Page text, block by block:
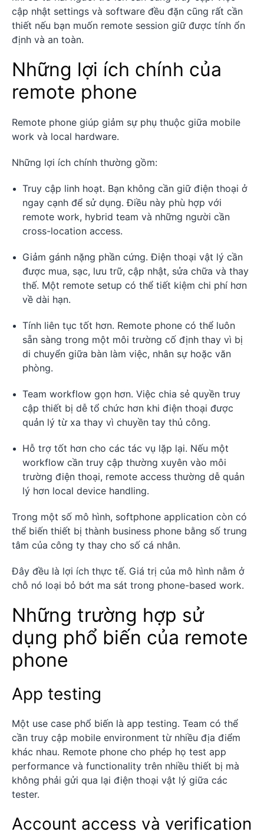
cập nhật settings và software đều đặn cũng rất cần
thiết nếu bạn muốn remote session giữ được tính ổn
định và an toàn.
Những lợi ích chính của
remote phone
Remote phone giúp giảm sự phụ thuộc giữa mobile
work và local hardware.
Những lợi ích chính thường gồm:
Truy cập linh hoạt. Bạn không cần giữ điện thoại ở
ngay cạnh để sử dụng. Điều này phù hợp với
remote work, hybrid team và những người cần
cross-location access.
Giảm gánh nặng phần cứng. Điện thoại vật lý cần
được mua, sạc, lưu trữ, cập nhật, sửa chữa và thay
thế. Một remote setup có thể tiết kiệm chi phí hơn
về dài hạn.
Tính liên tục tốt hơn. Remote phone có thể luôn
sẵn sàng trong một môi trường cố định thay vì bị
di chuyển giữa bàn làm việc, nhân sự hoặc văn
phòng.
Team workflow gọn hơn. Việc chia sẻ quyền truy
cập thiết bị dễ tổ chức hơn khi điện thoại được
quản lý từ xa thay vì chuyền tay thủ công.
Hỗ trợ tốt hơn cho các tác vụ lặp lại. Nếu một
workflow cần truy cập thường xuyên vào môi
trường điện thoại, remote access thường dễ quản
lý hơn local device handling.
Trong một số mô hình, softphone application còn có
thể biến thiết bị thành business phone bằng số trung
tâm của công ty thay cho số cá nhân.
Đây đều là lợi ích thực tế. Giá trị của mô hình nằm ở
chỗ nó loại bỏ bớt ma sát trong phone-based work.
Những trường hợp sử
dụng phổ biến của remote
phone
App testing
Một use case phổ biến là app testing. Team có thể
cần truy cập mobile environment từ nhiều địa điểm
khác nhau. Remote phone cho phép họ test app
performance và functionality trên nhiều thiết bị mà
không phải gửi qua lại điện thoại vật lý giữa các
tester.
Account access và verification